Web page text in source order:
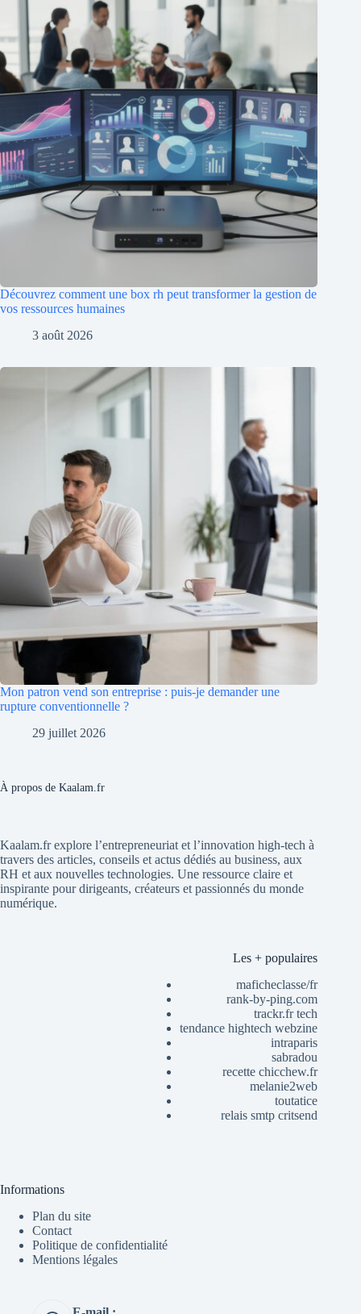
Découvrez comment une box rh peut transformer la gestion de
vos ressources humaines
3 août 2026
Mon patron vend son entreprise : puis-je demander une
rupture conventionnelle ?
29 juillet 2026
À propos de Kaalam.fr
Kaalam.fr explore l’entrepreneuriat et l’innovation high-tech à
travers des articles, conseils et actus dédiés au business, aux
RH et aux nouvelles technologies. Une ressource claire et
inspirante pour dirigeants, créateurs et passionnés du monde
numérique.
Les + populaires
maficheclasse/fr
rank-by-ping.com
trackr.fr tech
tendance hightech webzine
intraparis
sabradou
recette chicchew.fr
melanie2web
toutatice
relais smtp critsend
Informations
Plan du site
Contact
Politique de confidentialité
Mentions légales